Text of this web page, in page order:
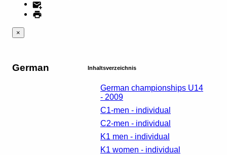
×
Inhaltsverzeichnis
German championships U14
- 2009
C1-men - individual
C2-men - individual
K1 men - individual
K1 women - individual
German